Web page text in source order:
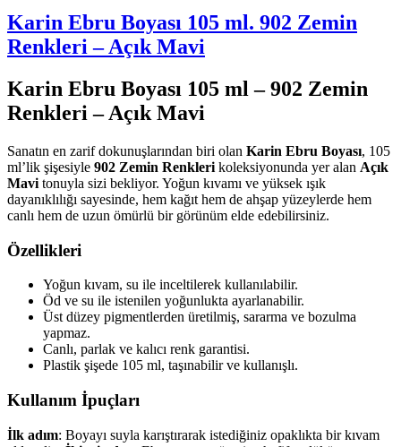
Boyası
105
ml.
Zemin
Renkleri
–
Mavi
için
Karin Ebru Boyası 105 ml. 902 Zemin
Renkleri – Açık Mavi
Karin Ebru Boyası 105 ml – 902 Zemin
Renkleri – Açık Mavi
Sanatın en zarif dokunuşlarından biri olan Karin Ebru Boyası, 105
ml’lik şişesiyle 902 Zemin Renkleri koleksiyonunda yer alan Açık
Mavi tonuyla sizi bekliyor. Yoğun kıvamı ve yüksek ışık
dayanıklılığı sayesinde, hem kağıt hem de ahşap yüzeylerde hem
canlı hem de uzun ömürlü bir görünüm elde edebilirsiniz.
Özellikleri
Yoğun kıvam, su ile inceltilerek kullanılabilir.
Öd ve su ile istenilen yoğunlukta ayarlanabilir.
Üst düzey pigmentlerden üretilmiş, sararma ve bozulma
yapmaz.
Canlı, parlak ve kalıcı renk garantisi.
Plastik şişede 105 ml, taşınabilir ve kullanışlı.
Kullanım İpuçları
İlk adım: Boyayı suyla karıştırarak istediğiniz opaklıkta bir kıvam